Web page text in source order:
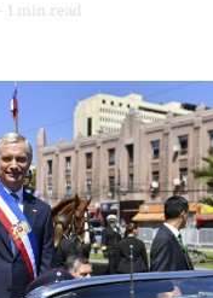
los vínculos
- 1 min read